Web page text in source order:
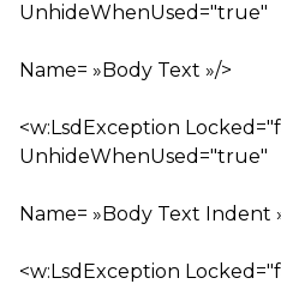
UnhideWhenUsed="true"
Name= »Body Text »/>
<w:LsdException
UnhideWhenUsed="true"
Name= »Body Text Indent
<w:LsdException